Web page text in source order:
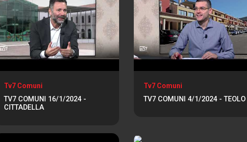
Tv7 Comuni
TV7 COMUNI 16/1/2024 -
CITTADELLA
Tv7 Comuni
TV7 COMUNI 4/1/2024 - TEOLO